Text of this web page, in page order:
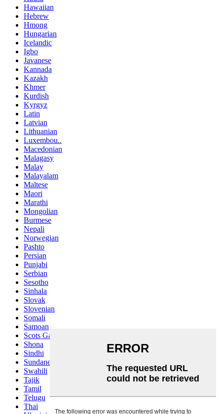
Hawaiian
Hebrew
Hmong
Hungarian
Icelandic
Igbo
Javanese
Kannada
Kazakh
Khmer
Kurdish
Kyrgyz
Latin
Latvian
Lithuanian
Luxembou..
Macedonian
Malagasy
Malay
Malayalam
Maltese
Maori
Marathi
Mongolian
Burmese
Nepali
Norwegian
Pashto
Persian
Punjabi
Serbian
Sesotho
Sinhala
Slovak
Slovenian
Somali
Samoan
Scots Gaelic
Shona
Sindhi
Sundanese
Swahili
Tajik
Tamil
Telugu
Thai